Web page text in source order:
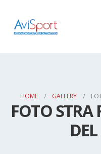
HOME GALLERY
FOTO STRA